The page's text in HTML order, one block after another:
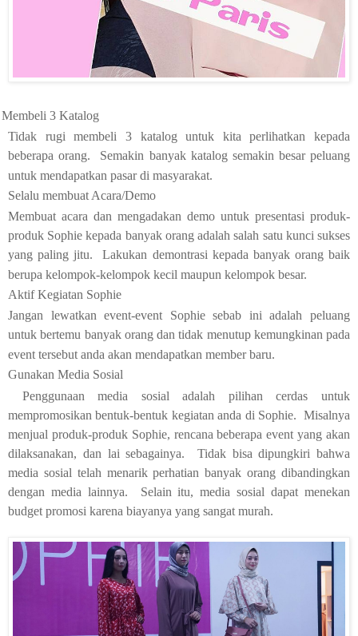
Membeli 3 Katalog
Tidak rugi membeli 3 katalog untuk kita perlihatkan kepada
beberapa orang. Semakin banyak katalog semakin besar peluang
untuk mendapatkan pasar di masyarakat.
Selalu membuat Acara/Demo
Membuat acara dan mengadakan demo untuk presentasi produk-
produk Sophie kepada banyak orang adalah salah satu kunci sukses
yang paling jitu. Lakukan demontrasi kepada banyak orang baik
berupa kelompok-kelompok kecil maupun kelompok besar.
Aktif Kegiatan Sophie
Jangan lewatkan event-event Sophie sebab ini adalah peluang
untuk bertemu banyak orang dan tidak menutup kemungkinan pada
event tersebut anda akan mendapatkan member baru.
Gunakan Media Sosial
Penggunaan media sosial adalah pilihan cerdas untuk
mempromosikan bentuk-bentuk kegiatan anda di Sophie. Misalnya
menjual produk-produk Sophie, rencana beberapa event yang akan
dilaksanakan, dan lai sebagainya. Tidak bisa dipungkiri bahwa
media sosial telah menarik perhatian banyak orang dibandingkan
dengan media lainnya. Selain itu, media sosial dapat menekan
budget promosi karena biayanya yang sangat murah.